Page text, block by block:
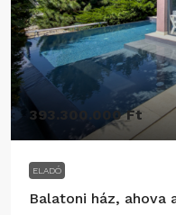
393.300.000 Ft
ELADÓ
Balatoni ház, ahova